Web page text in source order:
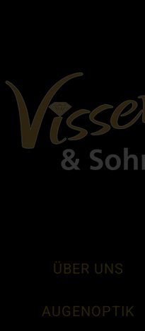
ÜBER UNS
AUGENOPTIK